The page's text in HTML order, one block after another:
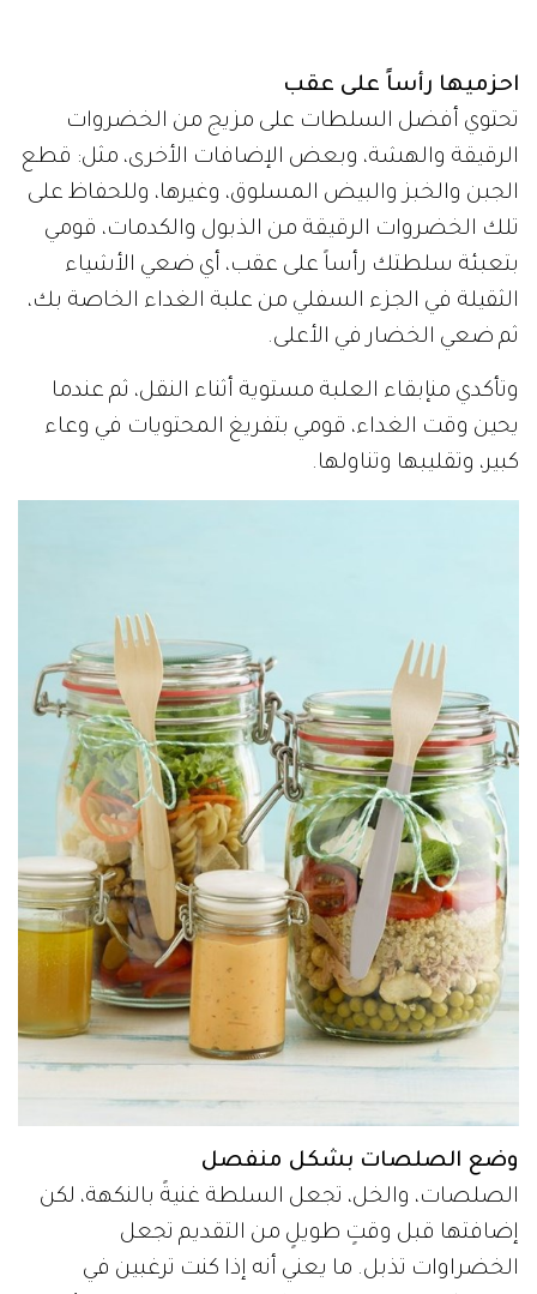
احزميها رأساً على عقب
تحتوي أفضل السلطات على مزيج من الخضروات
الرقيقة والهشة، وبعض الإضافات الأخرى، مثل: قطع
الجبن والخبز والبيض المسلوق، وغيرها، وللحفاظ على
تلك الخضروات الرقيقة من الذبول والكدمات، قومي
بتعبئة سلطتك رأساً على عقب، أي ضعي الأشياء
الثقيلة في الجزء السفلي من علبة الغداء الخاصة بك،
ثم ضعي الخضار في الأعلى.
وتأكدي منإبقاء العلبة مستوية أثناء النقل، ثم عندما
يحين وقت الغداء، قومي بتفريغ المحتويات في وعاء
كبير، وتقليبها وتناولها.
وضع الصلصات بشكل منفصل
الصلصات، والخل، تجعل السلطة غنيةً بالنكهة، لكن
إضافتها قبل وقتٍ طويلٍ من التقديم تجعل
الخضراوات تذبل. ما يعني أنه إذا كنت ترغبين في